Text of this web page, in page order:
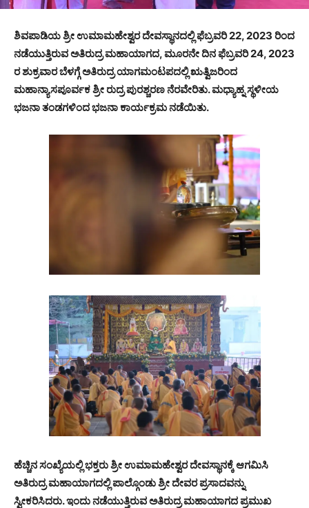
ಶಿವಪಾಡಿಯ ಶ್ರೀ ಉಮಾಮಹೇಶ್ವರ ದೇವಸ್ಥಾನದಲ್ಲಿ ಫೆಬ್ರವರಿ 22, 2023 ರಿಂದ
ನಡೆಯುತ್ತಿರುವ ಅತಿರುದ್ರ ಮಹಾಯಾಗದ, ಮೂರನೇ ದಿನ ಫೆಬ್ರವರಿ 24, 2023
ರ ಶುಕ್ರವಾರ ಬೆಳಗ್ಗೆ ಅತಿರುದ್ರ ಯಾಗಮಂಟಪದಲ್ಲಿ ಋತ್ವಿಜರಿಂದ
ಮಹಾನ್ಯಾಸಪೂರ್ವಕ ಶ್ರೀ ರುದ್ರ ಪುರಶ್ಚರಣ ನೆರವೇರಿತು. ಮಧ್ಯಾಹ್ನ ಸ್ಥಳೀಯ
ಭಜನಾ ತಂಡಗಳಿಂದ ಭಜನಾ ಕಾರ್ಯಕ್ರಮ ನಡೆಯಿತು.
ಹೆಚ್ಚಿನ ಸಂಖ್ಯೆಯಲ್ಲಿ ಭಕ್ತರು ಶ್ರೀ ಉಮಾಮಹೇಶ್ವರ ದೇವಸ್ಥಾನಕ್ಕೆ ಆಗಮಿಸಿ
ಅತಿರುದ್ರ ಮಹಾಯಾಗದಲ್ಲಿ ಪಾಲ್ಗೊಂಡು ಶ್ರೀ ದೇವರ ಪ್ರಸಾದವನ್ನು
ಸ್ವೀಕರಿಸಿದರು. ಇಂದು ನಡೆಯುತ್ತಿರುವ ಅತಿರುದ್ರ ಮಹಾಯಾಗದ ಪ್ರಮುಖ